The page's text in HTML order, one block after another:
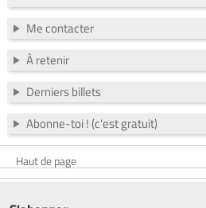
Me contacter
À retenir
Derniers billets
Abonne-toi ! (c'est gratuit)
Haut de page